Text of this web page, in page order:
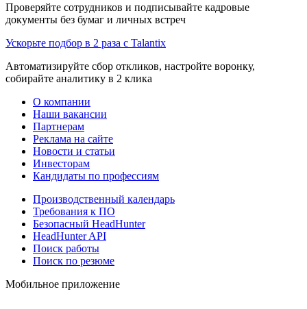
Проверяйте сотрудников и подписывайте кадровые
документы без бумаг и личных встреч
Ускорьте подбор в 2 раза с Talantix
Автоматизируйте сбор откликов, настройте воронку,
собирайте аналитику в 2 клика
О компании
Наши вакансии
Партнерам
Реклама на сайте
Новости и статьи
Инвесторам
Кандидаты по профессиям
Производственный календарь
Требования к ПО
Безопасный HeadHunter
HeadHunter API
Поиск работы
Поиск по резюме
Мобильное приложение